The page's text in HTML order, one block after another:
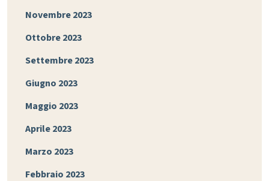
Novembre 2023
Ottobre 2023
Settembre 2023
Giugno 2023
Maggio 2023
Aprile 2023
Marzo 2023
Febbraio 2023